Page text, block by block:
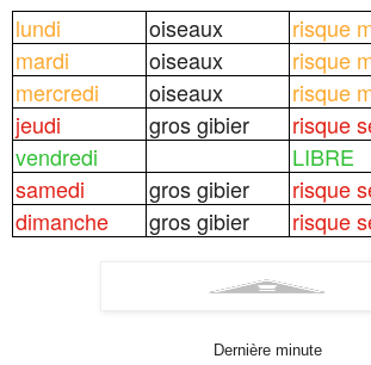
lundi oiseaux
risque
mardi
oiseaux
risque
mercredi
oiseaux
risque
jeudi
gros gibier
risque
vendredi
LIBRE
samedi
gros gibier
risque
dimanche
gros gibier risque
Dernière minute